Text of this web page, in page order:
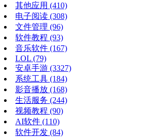
其他应用 (410)
电子阅读 (308)
文件管理 (96)
软件教程 (93)
音乐软件 (167)
LOL (79)
安卓手游 (3327)
系统工具 (184)
影音播放 (168)
生活服务 (244)
视频教程 (90)
AI软件 (110)
软件开发 (84)